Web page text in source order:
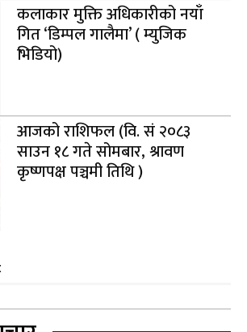
कलाकार मुक्ति अधिकारीको नयाँ
गित ‘डिम्पल गालैमा’ ( म्युजिक
भिडियो)
आजको राशिफल (वि. सं २०८३
साउन १८ गते सोमबार, श्रावण
कृष्णपक्ष पञ्चमी तिथि )